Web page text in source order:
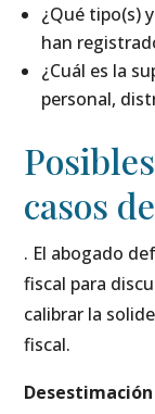
¿Qué tipo(s)
han
¿Cuál es la
personal,
casos
. El abogado
fiscal para
calibrar la
fiscal.